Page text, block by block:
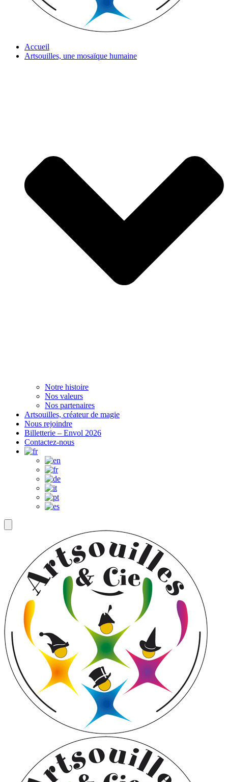
Accueil
Artsouilles, une mosaïque humaine
Notre histoire
Nos valeurs
Nos partenaires
Artsouilles, créateur de magie
Nous rejoindre
Billetterie – Envol 2026
Contactez-nous